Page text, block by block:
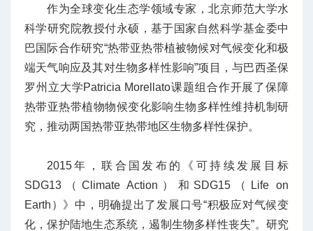
作为全球变化生态学领域专家，北京师范大学水
科学研究院教授付永硕，基于国家自然科学基金委中
巴国际合作研究“热带亚热带植被物候对气候变化和极
端天气响应及其对生物多样性影响”项目，与巴西圣保
罗州立大学Patricia Morellato课题组合作开展了保障
热带亚热带植物物候变化影响生物多样性维持机制研
究，推动两国热带亚热带地区生物多样性保护。
2015年，联合国发布的《可持续发展目标
SDG13（Climate Action）和SDG15（Life on
Earth）》中，明确提出了发展口号“积极应对气候变
化，保护陆地生态系统，遏制生物多样性丧失”。研究